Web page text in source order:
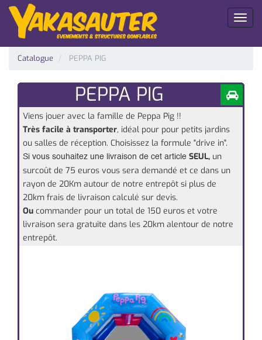
Toggle
Catalogue PEPPA PIG
PEPPA PIG
Viens jouer avec la famille de Peppa Pig !!
Très facile à transporter, idéal pour pour petits jardins
ou salles de réception. Choisissez la formule "drive in".
Si vous souhaitez une livraison de cet article SEUL, un
surcoût de 75 euros vous sera demandé et ce dans un
rayon de 20Km autour de notre entrepôt si plus de
20km frais de livraison calculé sur devis.
Ou commander pour un total de 150 euros et votre
livraison sera gratuite dans les 20km alentour de notre
entrepôt.